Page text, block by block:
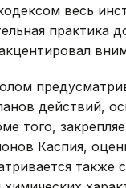
весь
практика
действий,
того,
Каспия,
также